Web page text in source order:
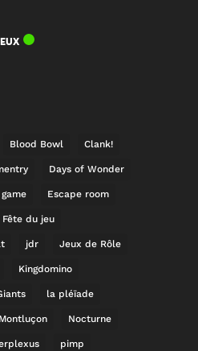
Blood Bowl Clank!
Days of Wonder
Escape room
Fête du jeu
jdr Jeux de Rôle
Kingdomino
la pléïade
Montluçon Nocturne
pimp